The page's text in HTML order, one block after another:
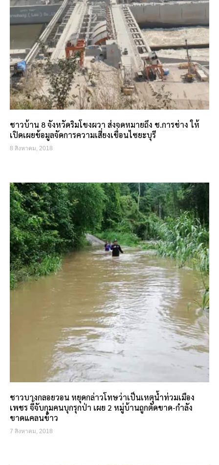
ชาวบ้าน 8 จังหวัดริมโขงผวา ส่งจดหมายถึง ช.การช่าง ให้
เปิดเผยข้อมูลจัดการความเสี่ยงเขื่อนไซยะบุรี
8 สิงหาคม, 2018
ชาวบางกลอยวอน หยุดกล่าวโทษว่าเป็นเหตุน้ำท่วมเมือง
เพชร จี้จับกุมคนบุกรุกป่า เผย 2 หมู่บ้านถูกตัดขาด-กำลัง
ขาดแคลนข้าว
7 สิงหาคม, 2018